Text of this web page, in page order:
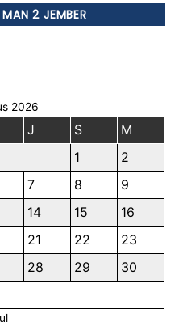
2 JEMBER
2026
J S
M
1
2
7 8
9
14 15
16
21 22
23
28 29
30